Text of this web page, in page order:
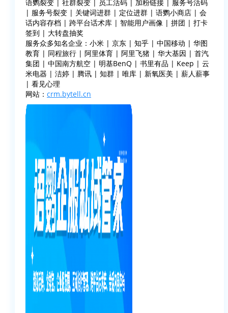
语鹦裂变 | 社群裂变 | 员工活码 | 加粉链接 | 服务号活码
| 服务号裂变 | 关键词进群 | 定位进群 | 语鹦小商店 | 会
话内容存档 | 跨平台话术库 | 智能用户画像 | 拼团 | 打卡
签到 | 大转盘抽奖
服务众多知名企业：小米 | 京东 | 知乎 | 中国移动 | 华图
教育 | 同程旅行 | 阿里体育 | 阿里飞猪 | 华大基因 | 首汽
集团 | 中国南方航空 | 明基BenQ | 书里有品 | Keep | 云
米电器 | 洁婷 | 腾讯 | 知群 | 唯库 | 新氧医美 | 薪人薪事
| 看见心理
网站： crm.bytell.cn